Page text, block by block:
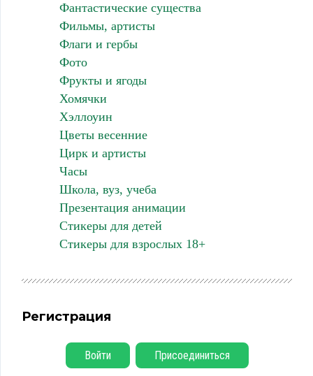
Фантастические существа
Фильмы, артисты
Флаги и гербы
Фото
Фрукты и ягоды
Хомячки
Хэллоуин
Цветы весенние
Цирк и артисты
Часы
Школа, вуз, учеба
Презентация анимации
Стикеры для детей
Стикеры для взрослых 18+
Регистрация
Войти Присоединиться